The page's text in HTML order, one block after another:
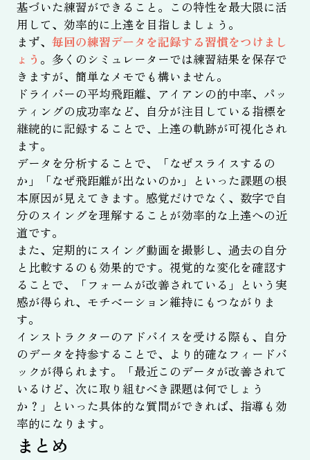
基づいた練習ができること。この特性を最大限に活
用して、効率的に上達を目指しましょう。
まず、 毎回の練習データを記録する習慣をつけまし
ょう 。多くのシミュレーターでは練習結果を保存で
きますが、簡単なメモでも構いません。
ドライバーの平均飛距離、アイアンの的中率、パッ
ティングの成功率など、自分が注目している指標を
継続的に記録することで、上達の軌跡が可視化され
ます。
データを分析することで、「なぜスライスするの
か」「なぜ飛距離が出ないのか」といった課題の根
本原因が見えてきます。感覚だけでなく、数字で自
分のスイングを理解することが効率的な上達への近
道です。
また、定期的にスイング動画を撮影し、過去の自分
と比較するのも効果的です。視覚的な変化を確認す
ることで、「フォームが改善されている」という実
感が得られ、モチベーション維持にもつながりま
す。
インストラクターのアドバイスを受ける際も、自分
のデータを持参することで、より的確なフィードバ
ックが得られます。「最近このデータが改善されて
いるけど、次に取り組むべき課題は何でしょう
か？」といった具体的な質問ができれば、指導も効
率的になります。
まとめ